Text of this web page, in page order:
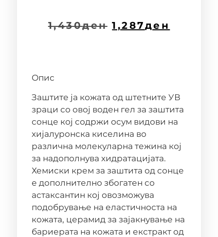
1,430ден 1,287ден
Опис
Заштите ја кожата од штетните УВ
зраци со овој воден гел за заштита
сонце кој содржи осум видови на
хијалуронска киселина во
различнa молекуларнa тежинa кој
за надополнува хидратацијата.
Хемиски крем за заштита од сонце
е дополнително збогатен со
астаксантин кој овозможува
подобрување на еластичноста на
кожата, церамид за зајакнување на
бариерата на кожата и екстракт од